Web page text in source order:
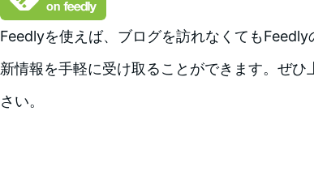
Feedlyを使えば、ブログを訪れなくても
新情報を手軽に受け取ることができます。ぜひ
さい。